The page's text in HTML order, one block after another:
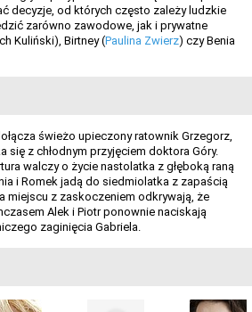
decyzje, od których często zależy ludzkie
zarówno zawodowe, jak i prywatne
Kuliński), Birtney (Paulina Zwierz) czy Benia
świeżo upieczony ratownik Grzegorz,
się z chłodnym przyjęciem doktora Góry.
walczy o życie nastolatka z głęboką raną
i Romek jadą do siedmiolatka z zapaścią
miejscu z zaskoczeniem odkrywają, że
Alek i Piotr ponownie naciskają
zaginięcia Gabriela.